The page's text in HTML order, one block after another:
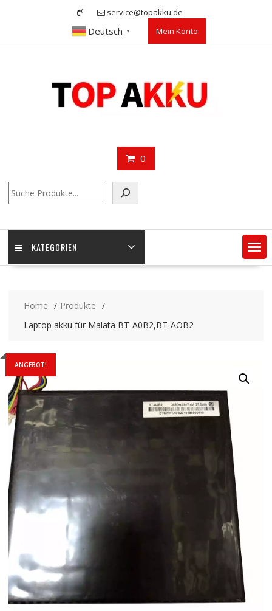
service@topakku.de
Deutsch ▼ Mein Konto
0
KATEGORIEN
Home
Produkte
Laptop akku für Malata BT-A0B2,BT-AOB2
ANGEBOT!